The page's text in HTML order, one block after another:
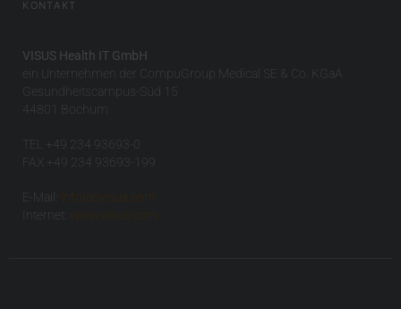
KONTAKT
VISUS Health IT GmbH
ein Unternehmen der CompuGroup Medical SE & Co. KGaA
Gesundheitscampus-Süd 15
44801 Bochum
TEL +49 234 93693-0
FAX +49 234 93693-199
E-Mail:
info(at)visus.com
Internet:
www.visus.com